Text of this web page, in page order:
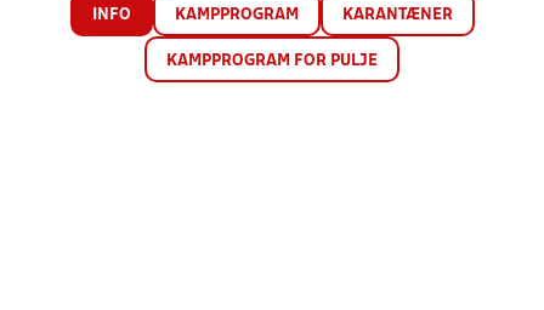
INFO KAMPPROGRAM KARANTÆNER
KAMPPROGRAM FOR PULJE